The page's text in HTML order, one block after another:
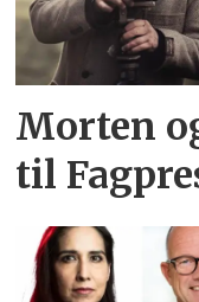
Morten
til